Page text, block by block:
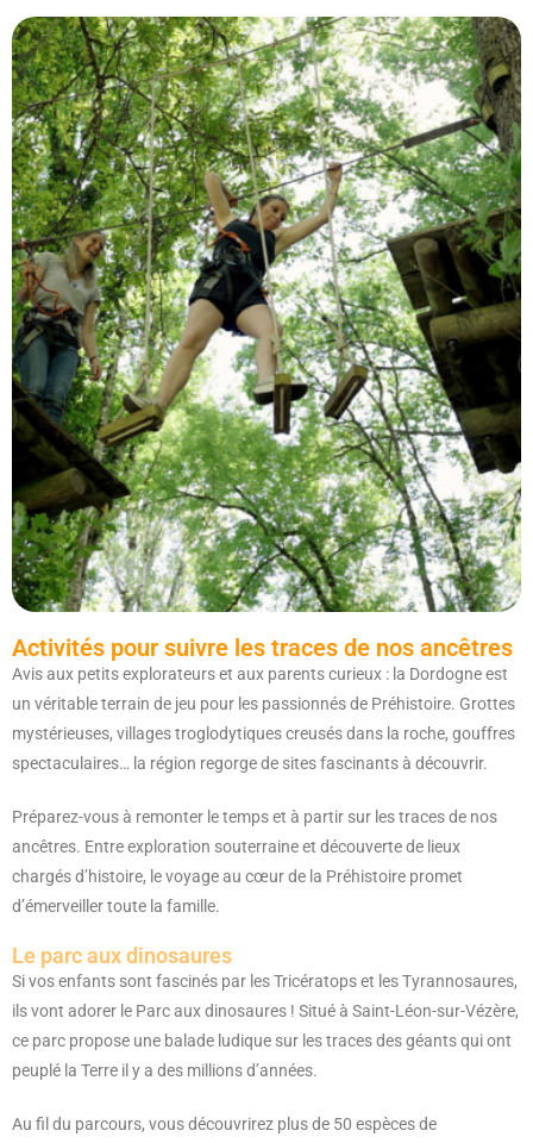
Activités pour suivre les traces de nos ancêtres
Avis aux petits explorateurs et aux parents curieux : la Dordogne est
un véritable terrain de jeu pour les passionnés de Préhistoire. Grottes
mystérieuses, villages troglodytiques creusés dans la roche, gouffres
spectaculaires… la région regorge de sites fascinants à découvrir.
Préparez-vous à remonter le temps et à partir sur les traces de nos
ancêtres. Entre exploration souterraine et découverte de lieux
chargés d’histoire, le voyage au cœur de la Préhistoire promet
d’émerveiller toute la famille.
Le parc aux dinosaures
Si vos enfants sont fascinés par les Tricératops et les Tyrannosaures,
ils vont adorer le Parc aux dinosaures ! Situé à Saint-Léon-sur-Vézère,
ce parc propose une balade ludique sur les traces des géants qui ont
peuplé la Terre il y a des millions d’années.
Au fil du parcours, vous découvrirez plus de 50 espèces de